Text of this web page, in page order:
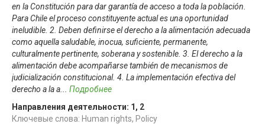
en la Constitución para dar garantía de acceso a toda la población.
Para Chile el proceso constituyente actual es una oportunidad
ineludible. 2. Deben definirse el derecho a la alimentación adecuada
como aquella saludable, inocua, suficiente, permanente,
culturalmente pertinente, soberana y sostenible. 3. El derecho a la
alimentación debe acompañarse también de mecanismos de
judicialización constitucional. 4. La implementación efectiva del
derecho a la a
Подробнее
Направления деятельности: 1 , 2
Ключевые слова: Human rights, Policy